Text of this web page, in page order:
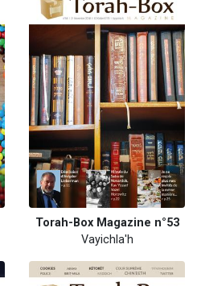
Torah-Box Magazine n°53
Vayichla'h